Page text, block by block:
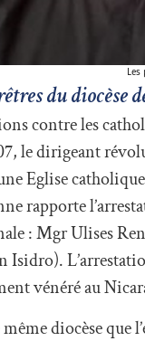
Les
du
contre les
le dirigeant
Eglise
rapporte
: Mgr Ulises
Isidro).
vénéré au
même diocèse